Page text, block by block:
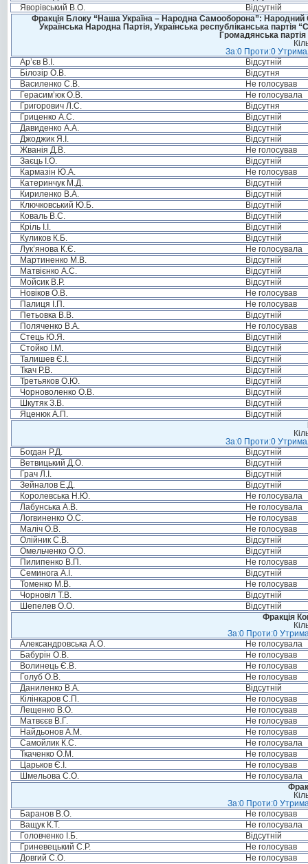
Яворівський В.О.
Відсутній
Фракція Блоку “Наша Україна – Народна Самооборона”: Народний
Українська Народна Партія, Українська республіканська
Громадянська
За:0 Проти:0
Ар’єв В.І.
Відсутній
Білозір О.В.
Відсутня
Василенко С.В.
Не голосував
Герасим’юк О.В.
Не голосувала
Григорович Л.С.
Відсутня
Гриценко А.С.
Відсутній
Давиденко А.А.
Відсутній
Джоджик Я.І.
Відсутній
Жванія Д.В.
Не голосував
Заєць І.О.
Відсутній
Кармазін Ю.А.
Не голосував
Катеринчук М.Д.
Відсутній
Кириленко В.А.
Відсутній
Ключковський Ю.Б.
Відсутній
Коваль В.С.
Відсутній
Кріль І.І.
Відсутній
Куликов К.Б.
Відсутній
Лук’янова К.Є.
Не голосувала
Мартиненко М.В.
Відсутній
Матвієнко А.С.
Відсутній
Мойсик В.Р.
Відсутній
Новіков О.В.
Не голосував
Палиця І.П.
Не голосував
Петьовка В.В.
Відсутній
Поляченко В.А.
Не голосував
Стець Ю.Я.
Відсутній
Стойко І.М.
Відсутній
Талишев Є.І.
Відсутній
Ткач Р.В.
Відсутній
Третьяков О.Ю.
Відсутній
Чорноволенко О.В.
Відсутній
Шкутяк З.В.
Відсутній
Яценюк А.П.
Відсутній
За:0 Проти:0
Богдан Р.Д.
Відсутній
Ветвицький Д.О.
Відсутній
Грач Л.І.
Відсутній
Зейналов Е.Д.
Відсутній
Королевська Н.Ю.
Не голосувала
Лабунська А.В.
Не голосувала
Логвиненко О.С.
Не голосував
Маліч О.В.
Не голосував
Олійник С.В.
Відсутній
Омельченко О.О.
Відсутній
Пилипенко В.П.
Не голосував
Семинога А.І.
Відсутній
Томенко М.В.
Не голосував
Чорновіл Т.В.
Відсутній
Шепелев О.О.
Відсутній
Фракція
За:0 Проти:0
Александровська А.О.
Не голосувала
Бабурін О.В.
Не голосував
Волинець Є.В.
Не голосував
Голуб О.В.
Не голосував
Даниленко В.А.
Відсутній
Кілінкаров С.П.
Не голосував
Лещенко В.О.
Не голосував
Матвєєв В.Г.
Не голосував
Найдьонов А.М.
Не голосував
Самойлик К.С.
Не голосувала
Ткаченко О.М.
Не голосував
Царьков Є.І.
Не голосував
Шмельова С.О.
Не голосувала
За:0 Проти:0
Баранов В.О.
Не голосував
Ващук К.Т.
Не голосувала
Головченко І.Б.
Відсутній
Гриневецький С.Р.
Не голосував
Довгий С.О.
Не голосував